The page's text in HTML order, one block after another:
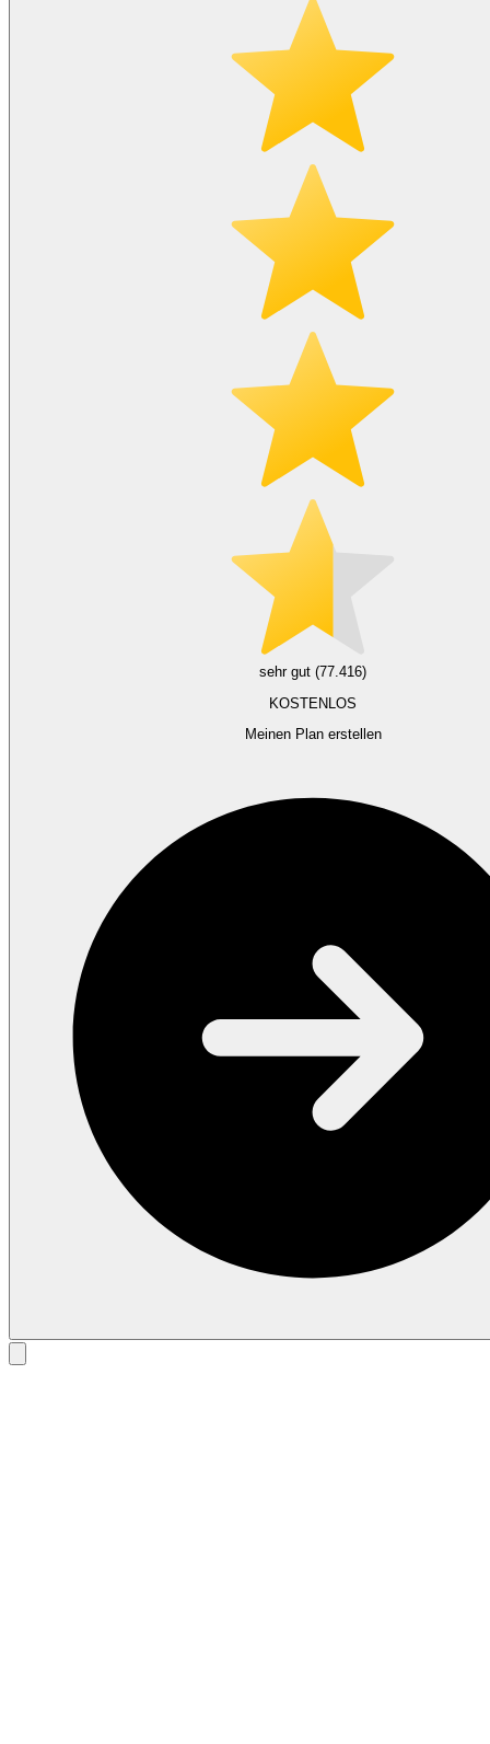
sehr gut (77.416)
KOSTENLOS
Meinen Plan erstellen